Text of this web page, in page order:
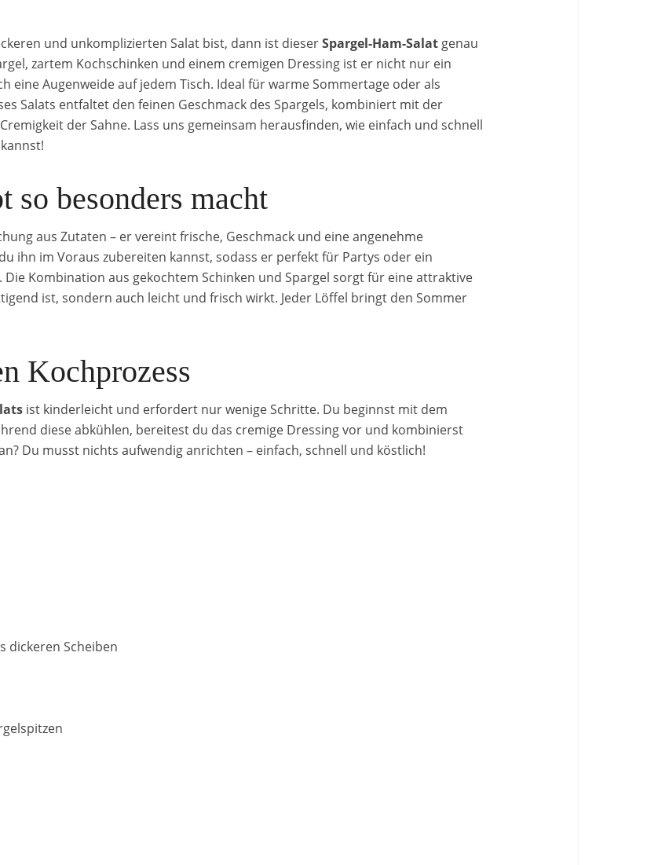
und unkomplizierten Salat bist, dann ist dieserSpargel-Ham-Salat genau
zartem Kochschinken und einem cremigen Dressing ist er nicht nur ein
eine Augenweide auf jedem Tisch. Ideal für warme Sommertage oder als
Salats entfaltet den feinen Geschmack des Spargels, kombiniert mit der
der Sahne. Lass uns gemeinsam herausfinden, wie einfach und schnell
so besonders macht
aus Zutaten – er vereint frische, Geschmack und eine angenehme
ihn im Voraus zubereiten kannst, sodass er perfekt für Partys oder ein
Kombination aus gekochtem Schinken und Spargel sorgt für eine attraktive
ist, sondern auch leicht und frisch wirkt. Jeder Löffel bringt den Sommer
Kochprozess
ist kinderleicht und erfordert nur wenige Schritte. Du beginnst mit dem
diese abkühlen, bereitest du das cremige Dressing vor und kombinierst
Du musst nichts aufwendig anrichten – einfach, schnell und köstlich!
dickeren Scheiben